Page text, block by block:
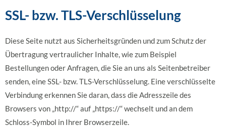
SSL- bzw. TLS-Verschlüsselung
Diese Seite nutzt aus Sicherheitsgründen und zum Schutz der
Übertragung vertraulicher Inhalte, wie zum Beispiel
Bestellungen oder Anfragen, die Sie an uns als Seitenbetreiber
senden, eine SSL- bzw. TLS-Verschlüsselung. Eine verschlüsselte
Verbindung erkennen Sie daran, dass die Adresszeile des
Browsers von „http://“ auf „https://“ wechselt und an dem
Schloss-Symbol in Ihrer Browserzeile.